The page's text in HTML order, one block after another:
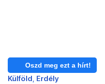
Oszd meg ezt a hírt!
Külföld Erdély